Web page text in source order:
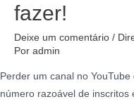
fazer!
Deixe um comentário /
Por admin
Perder um canal no
número razoável de